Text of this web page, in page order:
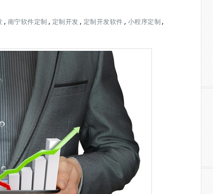
, 南宁软件定制 , 定制开发 , 定制开发软件 , 小程序定制 ,